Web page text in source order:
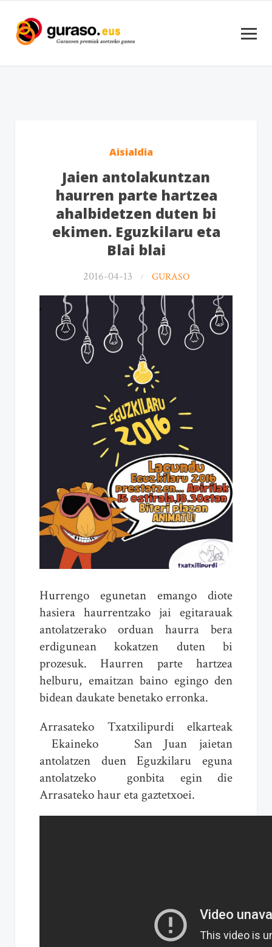
Aisialdia
Jaien antolakuntzan
haurren parte hartzea
ahalbidetzen duten bi
ekimen. Eguzkilaru eta
Blai blai
2016-04-13 GURASO
Hurrengo egunetan emango diote
hasiera haurrentzako jai egitarauak
antolatzerako orduan haurra bera
erdigunean kokatzen duten bi
prozesuk. Haurren parte hartzea
helburu, emaitzan baino egingo den
bidean daukate benetako erronka.
Arrasateko Txatxilipurdi elkarteak
Ekaineko San Juan jaietan
antolatzen duen Eguzkilaru eguna
antolatzeko gonbita egin die
Arrasateko haur eta gaztetxoei.